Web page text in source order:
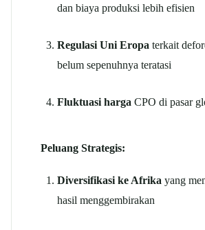
dan biaya produksi lebih efisien
Regulasi Uni Eropa terkait
belum sepenuhnya teratasi
Fluktuasi harga CPO di pasar
Peluang Strategis:
Diversifikasi ke Afrika yang
hasil menggembirakan